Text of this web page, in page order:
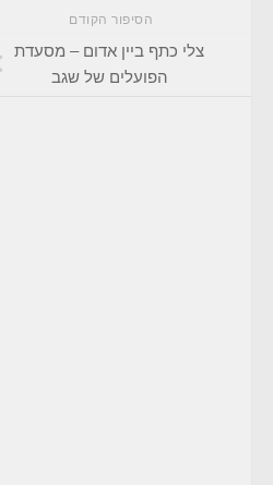
הסיפור הקודם
צלי כתף ביין אדום – מסעדת
הפועלים של שגב